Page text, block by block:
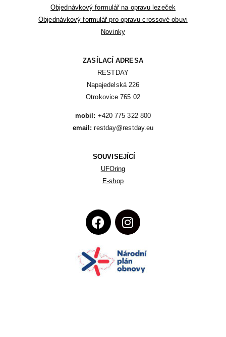
Objednávkový formulář na opravu lezeček
Objednávkový formulář pro opravu crossové obuvi
Novinky
ZASÍLACÍ ADRESA
RESTDAY
Napajedelská 226
Otrokovice 765 02
mobil:
email: restday@restday.eu
SOUVISEJÍCÍ
UFOring
E-shop